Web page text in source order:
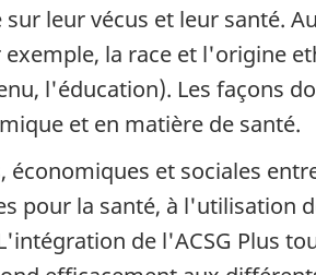
leur vécus et leur santé.
la race et l'origine
l'éducation). Les façons
et en matière de santé.
et sociales
la santé, à l'utilisation
de l'ACSG Plus